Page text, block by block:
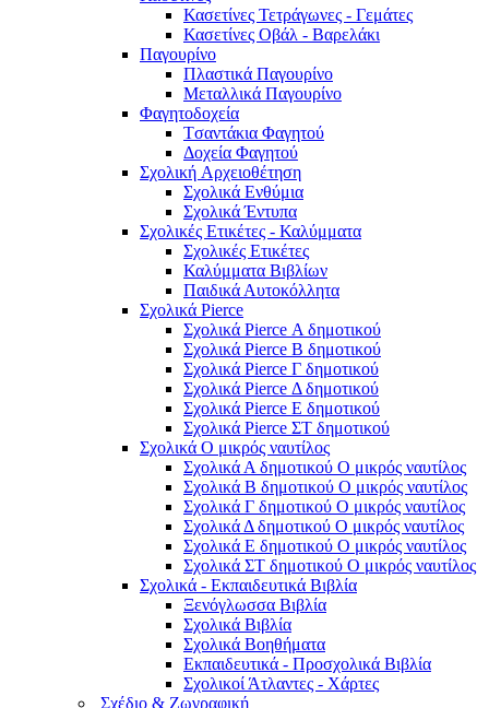
Κασετίνες Τετράγωνες - Γεμάτες
Κασετίνες Οβάλ - Βαρελάκι
Παγουρίνo
Πλαστικά Παγουρίνo
Μεταλλικά Παγουρίνo
Φαγητοδοχεία
Tσαντάκια Φαγητού
Δοχεία Φαγητού
Σχολική Aρχειοθέτηση
Σχολικά Ενθύμια
Σχολικά Έντυπα
Σχολικές Ετικέτες - Καλύμματα
Σχολικές Ετικέτες
Καλύμματα Βιβλίων
Παιδικά Αυτοκόλλητα
Σχολικά Pierce
Σχολικά Pierce Α δημοτικού
Σχολικά Pierce Β δημοτικού
Σχολικά Pierce Γ δημοτικού
Σχολικά Pierce Δ δημοτικού
Σχολικά Pierce Ε δημοτικού
Σχολικά Pierce ΣΤ δημοτικού
Σχολικά Ο μικρός ναυτίλος
Σχολικά Α δημοτικού Ο μικρός ναυτίλος
Σχολικά Β δημοτικού Ο μικρός ναυτίλος
Σχολικά Γ δημοτικού Ο μικρός ναυτίλος
Σχολικά Δ δημοτικού Ο μικρός ναυτίλος
Σχολικά Ε δημοτικού Ο μικρός ναυτίλος
Σχολικά ΣΤ δημοτικού Ο μικρός ναυτίλος
Σχολικά - Εκπαιδευτικά Βιβλία
Ξενόγλωσσα Βιβλία
Σχολικά Βιβλία
Σχολικά Βοηθήματα
Εκπαιδευτικά - Προσχολικά Βιβλία
Σχολικοί Άτλαντες - Χάρτες
Σχέδιο & Ζωγραφική